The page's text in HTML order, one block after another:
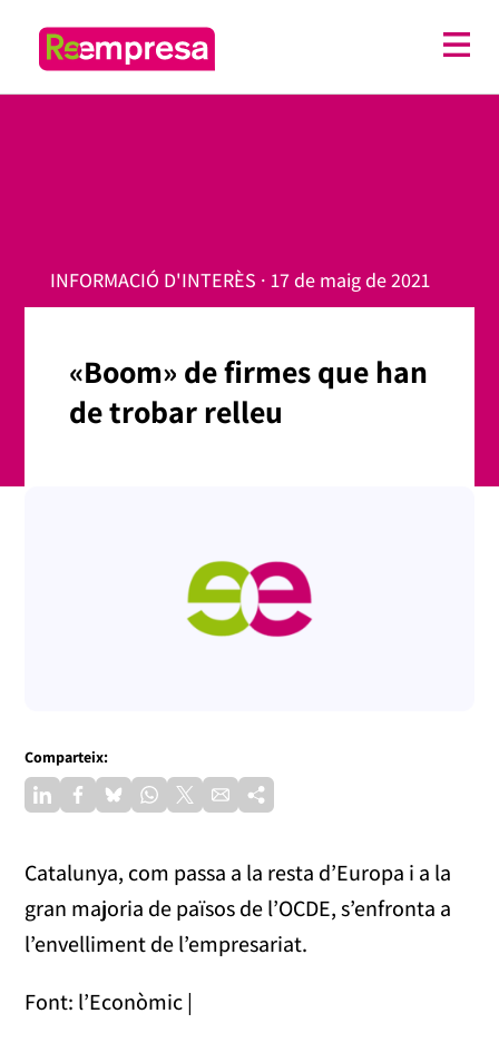
INFORMACIÓ D'INTERÈS · 17 de maig de 2021
«Boom» de firmes que han
de trobar relleu
Comparteix:
Catalunya, com passa a la resta d’Europa i a la
gran majoria de països de l’OCDE, s’enfronta a
l’envelliment de l’empresariat.
Font: l’Econòmic |